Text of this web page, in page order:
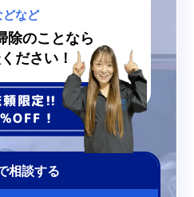
どなど
除のことなら
ださい！
限定!!
！
相談する